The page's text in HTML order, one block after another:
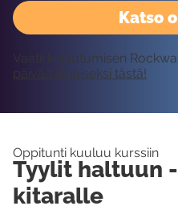
Katso
Vaatii kirjautumisen
päivää ilmaiseksi tästä!
Oppitunti kuuluu kurssiin
Tyylit haltuun
kitaralle